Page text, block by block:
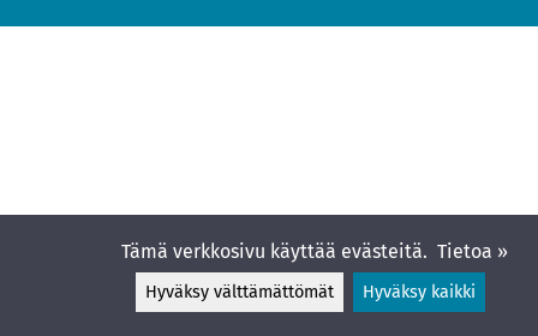
Tämä verkkosivu käyttää evästeitä. Tietoa »
Hyväksy välttämättömät Hyväksy kaikki